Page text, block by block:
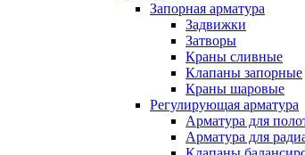
Запорная арматура
Задвижки
Затворы
Краны сливные
Клапаны запорные
Краны шаровые
Регулирующая арматура
Арматура для
Арматура для